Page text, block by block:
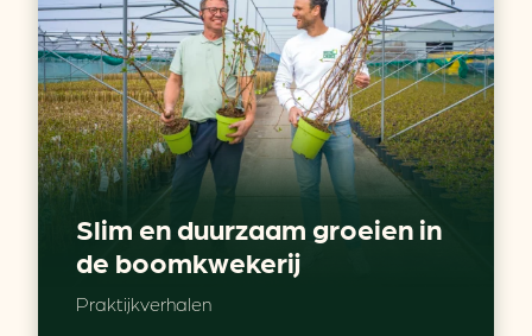
Slim en duurzaam groeien in
de boomkwekerij
Praktijkverhalen